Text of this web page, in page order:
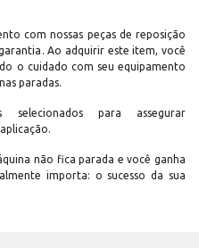
com nossas peças de reposição
Ao adquirir este item, você
o cuidado com seu equipamento
paradas.
selecionados para assegurar
não fica parada e você ganha
importa: o sucesso da sua